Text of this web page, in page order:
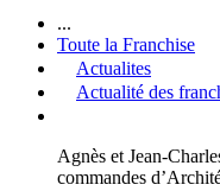
...
Toute la Franchise
Actualites
Actualité des
Agnès et Jean-
commandes